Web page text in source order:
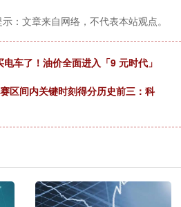
：文章来自网络，不代表本站观点。
车了！油价全面进入「9 元时代」
区间内关键时刻得分历史前三：科